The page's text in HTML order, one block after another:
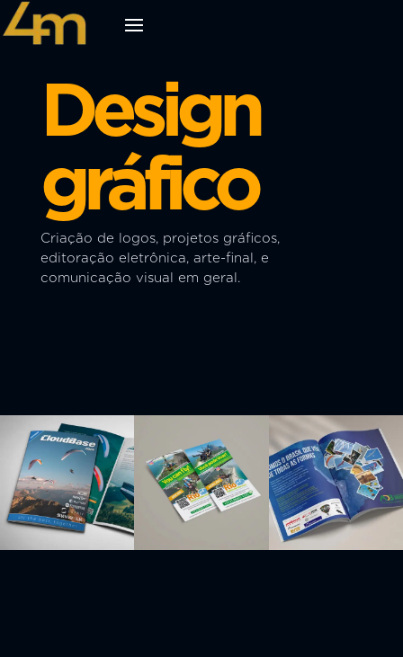
Design
gráfico
Criação de logos, projetos gráficos,
editoração eletrônica, arte-final, e
comunicação visual em geral.